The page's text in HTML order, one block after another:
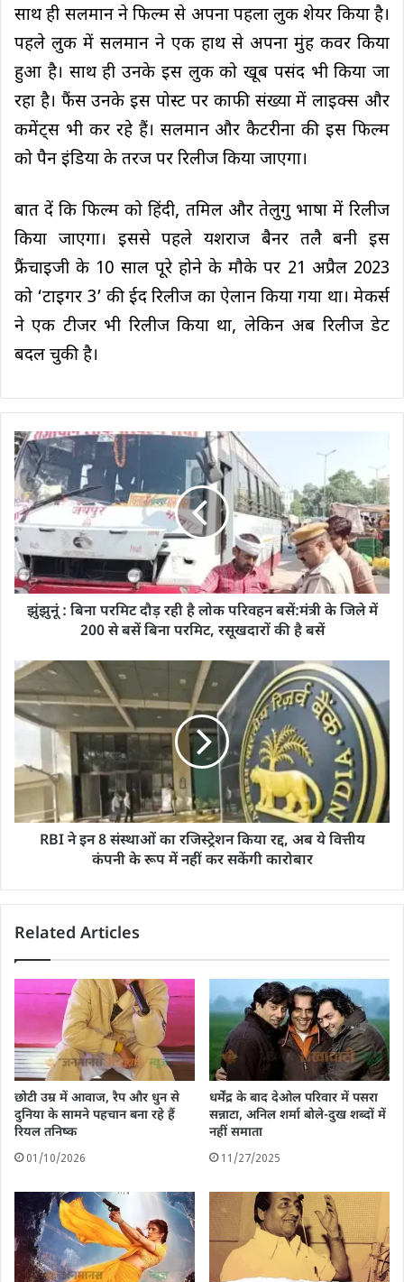
साथ ही सलमान ने फिल्म से अपना पहला लुक शेयर किया है।
पहले लुक में सलमान ने एक हाथ से अपना मुंह कवर किया
हुआ है। साथ ही उनके इस लुक को खूब पसंद भी किया जा
रहा है। फैंस उनके इस पोस्ट पर काफी संख्या में लाइक्स और
कमेंट्स भी कर रहे हैं। सलमान और कैटरीना की इस फिल्म
को पैन इंडिया के तरज पर रिलीज किया जाएगा।
बात दें कि फिल्म को हिंदी, तमिल और तेलुगु भाषा में रिलीज
किया जाएगा। इससे पहले यशराज बैनर तलै बनी इस
फ्रैंचाइजी के 10 साल पूरे होने के मौके पर 21 अप्रैल 2023
को ‘टाइगर 3’ की ईद रिलीज का ऐलान किया गया था। मेकर्स
ने एक टीजर भी रिलीज किया था, लेकिन अब रिलीज डेट
बदल चुकी है।
झुंझुनूं : बिना परमिट दौड़ रही है लोक परिवहन बसें:मंत्री के जिले में
200 से बसें बिना परमिट, रसूखदारों की है बसें
RBI ने इन 8 संस्थाओं का रजिस्ट्रेशन किया रद्द, अब ये वित्तीय
कंपनी के रूप में नहीं कर सकेंगी कारोबार
Related Articles
छोटी उम्र में आवाज, रैप और धुन से
दुनिया के सामने पहचान बना रहे हैं
रियल तनिष्क
01/10/2026
धर्मेंद्र के बाद देओल परिवार में पसरा
सन्नाटा, अनिल शर्मा बोले-दुख शब्दों में
नहीं समाता
11/27/2025